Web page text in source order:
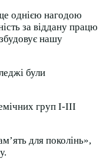
однією нагодою
за віддану працю
нашу
були
груп І-ІІІ
для поколінь»,